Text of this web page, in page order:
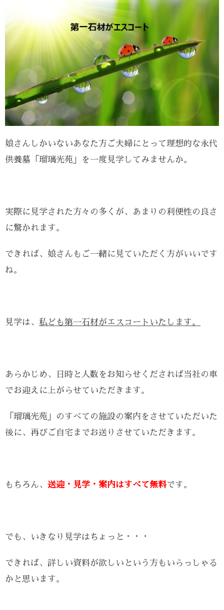
娘さんしかいないあなた方ご夫婦にとって理想的な永代
供養墓「瑠璃光苑」を一度見学してみませんか。
実際に見学された方々の多くが、あまりの利便性の良さ
に驚かれます。
できれば、娘さんもご一緒に見ていただく方がいいです
ね。
見学は、 私ども第一石材がエスコートいたします。
あらかじめ、日時と人数をお知らせくだされば当社の車
でお迎えに上がらせていただきます。
「瑠璃光苑」のすべての施設の案内をさせていただいた
後に、再びご自宅までお送りさせていただきます。
もちろん、 送迎・見学・案内はすべて無料です。
でも、いきなり見学はちょっと・・・
できれば、詳しい資料が欲しいという方もいらっしゃる
かと思います。